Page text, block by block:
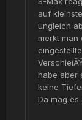
auf
ungleich
merkt man
habe aber
keine
Da mag